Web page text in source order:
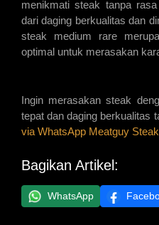
menikmati steak tanpa
dari daging berkualitas dan
steak medium rare
optimal untuk merasakan
Ingin merasakan steak
tepat dan daging berkualitas
via WhatsApp Meatguy
Bagikan Artikel:
WhatsApp